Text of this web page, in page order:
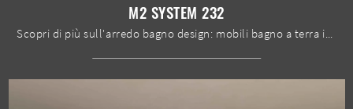
M2 SYSTEM 232